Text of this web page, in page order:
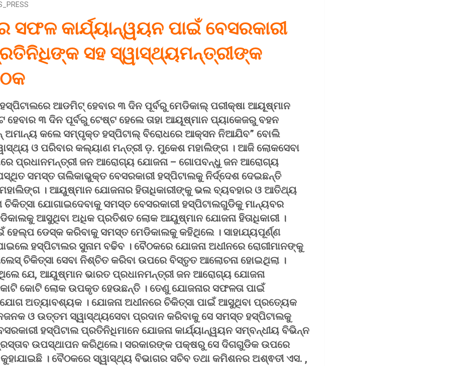
ସଫଳ କାର୍ଯ୍ୟାନ୍ୱୟନ ପାଇଁ ବେସରକାରୀ
ସହ ସ୍ୱାସ୍ଥ୍ୟମନ୍ତ୍ରୀଙ୍କ
ଆଡମିଟ୍‌ ହେବାର ୩ ଦିନ ପୂର୍ବରୁ ମେଡିକାଲ୍‌ ପରୀକ୍ଷା ଆୟୂଷ୍ମାନ
ହେବାର ୩ ଦିନ ପୂର୍ବରୁ ଟେଷ୍ଟ ହେଲେ ତାହା ଆୟୂଷ୍ମାନ ପ୍ୟାକେଜରୁ ବହନ
ଅମାନ୍ୟ କଲେ ସମ୍ପୃକ୍ତ ହସ୍ପିଟାଲ୍‌ ବିରୋଧରେ ଆକ୍ସନ ନିଆଯିବ” ବୋଲି
ଓ ପରିବାର କଲ୍ୟାଣ ମନ୍ତ୍ରୀ ଡ଼. ମୁକେଶ ମହାଲିଙ୍ଗ । ଆଜି ଲୋକସେବା
ପ୍ରଧାନମନ୍ତ୍ରୀ ଜନ ଆରୋଗ୍ୟ ଯୋଜନା – ଗୋପବନ୍ଧୁ ଜନ ଆରୋଗ୍ୟ
ସମସ୍ତ ତାଲିକାଭୁକ୍ତ ବେସରକାରୀ ହସ୍ପିଟାଲକୁ ନିର୍ଦ୍ଦେଶ ଦେଇଛନ୍ତି
। ଆୟୁଷ୍ମାନ ଯୋଜନାର ହିତାଧିକାରୀଙ୍କୁ ଭଲ ବ୍ୟବହାର ଓ ଆତିଥ୍ୟ
ଚିକିତ୍ସା ଯୋଗାଇଦେବାକୁ ସମସ୍ତ ବେସରକାରୀ ହସ୍ପିଟାଲଗୁଡିକୁ ମାନ୍ୟବର
ଆସୁଥିବା ଅଧିକ ପ୍ରତିଶତ ଲୋକ ଆୟୁଷ୍ମାନ ଯୋଜନା ହିତାଧିକାରୀ ।
ହେଲ୍ପ ଡେସ୍କ କରିବାକୁ ସମସ୍ତ ମେଡିକାଲକୁ କହିଥିଲେ । ସାହାଯ୍ୟପୂର୍ଣ୍ଣ
ହସ୍ପିଟାଲର ସୁନାମ ବଢିବ । ବୈଠକରେ ଯୋଜନା ଅଧୀନରେ ରୋଗୀମାନଙ୍କୁ
ଚିକିତ୍ସା ସେବା ନିଶ୍ଚିତ କରିବା ଉପରେ ବିସ୍ତୃତ ଆଲୋଚନା ହୋଇଥିଲା ।
ଯେ, ଆୟୁଷ୍ମାନ ଭାରତ ପ୍ରଧାନମନ୍ତ୍ରୀ ଜନ ଆରୋଗ୍ୟ ଯୋଜନା
କୋଟି ଲୋକ ଉପକୃତ ହେଉଛନ୍ତି । ତେଣୁ ଯୋଜନାର ସଫଳତା ପାଇଁ
ଅତ୍ୟାବଶ୍ୟକ । ଯୋଜନା ଅଧୀନରେ ଚିକିତ୍ସା ପାଇଁ ଆସୁଥିବା ପ୍ରତ୍ୟେକ
ଓ ଉତ୍ତମ ସ୍ୱାସ୍ଥ୍ୟସେବା ପ୍ରଦାନ କରିବାକୁ ସେ ସମସ୍ତ ହସ୍ପିଟାଲକୁ
ହସ୍ପିଟାଲ ପ୍ରତିନିଧିମାନେ ଯୋଜନା କାର୍ଯ୍ୟାନ୍ୱୟନ ସମ୍ବନ୍ଧୀୟ ବିଭିନ୍ନ
ଉପସ୍ଥାପନ କରିଥିଲେ। ସରକାରଙ୍କ ପକ୍ଷରୁ ସେ ଦିଗଗୁଡିକ ଉପରେ
। ବୈଠକରେ ସ୍ୱାସ୍ଥ୍ୟ ବିଭାଗର ସଚିବ ତଥା କମିଶନର ଅଶ୍ଵତୀ ଏସ. ,